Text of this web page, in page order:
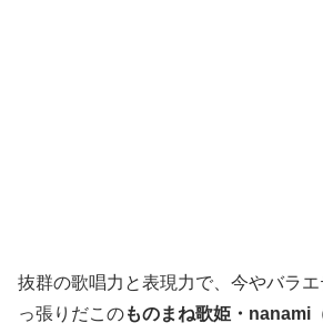
抜群の歌唱力と表現力で、今やバラエ
っ張りだこのものまね歌姫・nanami